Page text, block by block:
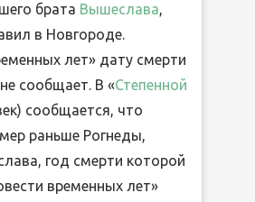
брата Вышеслава,
в Новгороде.
лет» дату смерти
сообщает. В «Степенной
сообщается, что
раньше Рогнеды,
год смерти которой
временных лет»